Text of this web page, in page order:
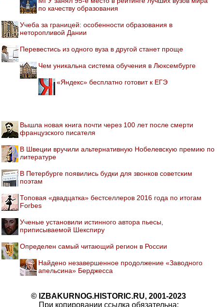
по качеству образования
Учеба за границей: особенности образования в
неторопливой Дании
Перевестись из одного вуза в другой станет проще
Чем уникальна система обучения в Люксембурге
«Яндекс» бесплатно готовит к ЕГЭ
Вышла новая книга почти через 100 лет после смерти
французского писателя
В Швеции вручили альтернативную Нобелевскую премию по
литературе
В Петербурге появились будки для звонков советским
поэтам
Топовая «двадцатка» бестселлеров 2016 года по итогам
Forbes
Ученые установили истинного автора пьесы,
приписываемой Шекспиру
Определен самый читающий регион в России
Найдено незавершенное продолжение «Заводного
апельсина» Берджесса
© IZBAKURNOG.HISTORIC.RU, 2001-2023
При копировании ссылка обязательна: